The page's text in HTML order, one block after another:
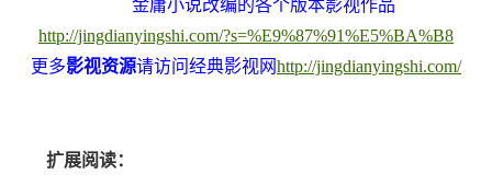
金庸小说改编的各个版本影视作品
http://jingdianyingshi.com/?s=%E9%87%91%E5%BA%B8
更多影视资源请访问经典影视网http://jingdianyingshi.com/
扩展阅读：